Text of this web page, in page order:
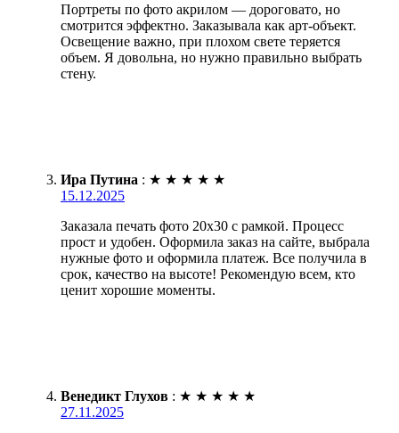
Портреты по фото акрилом — дороговато, но
смотрится эффектно. Заказывала как арт-объект.
Освещение важно, при плохом свете теряется
объем. Я довольна, но нужно правильно выбрать
стену.
Ира Путина : ★ ★ ★ ★ ★
15.12.2025
Заказала печать фото 20х30 с рамкой. Процесс
прост и удобен. Оформила заказ на сайте, выбрала
нужные фото и оформила платеж. Все получила в
срок, качество на высоте! Рекомендую всем, кто
ценит хорошие моменты.
Венедикт Глухов : ★ ★ ★ ★ ★
27.11.2025